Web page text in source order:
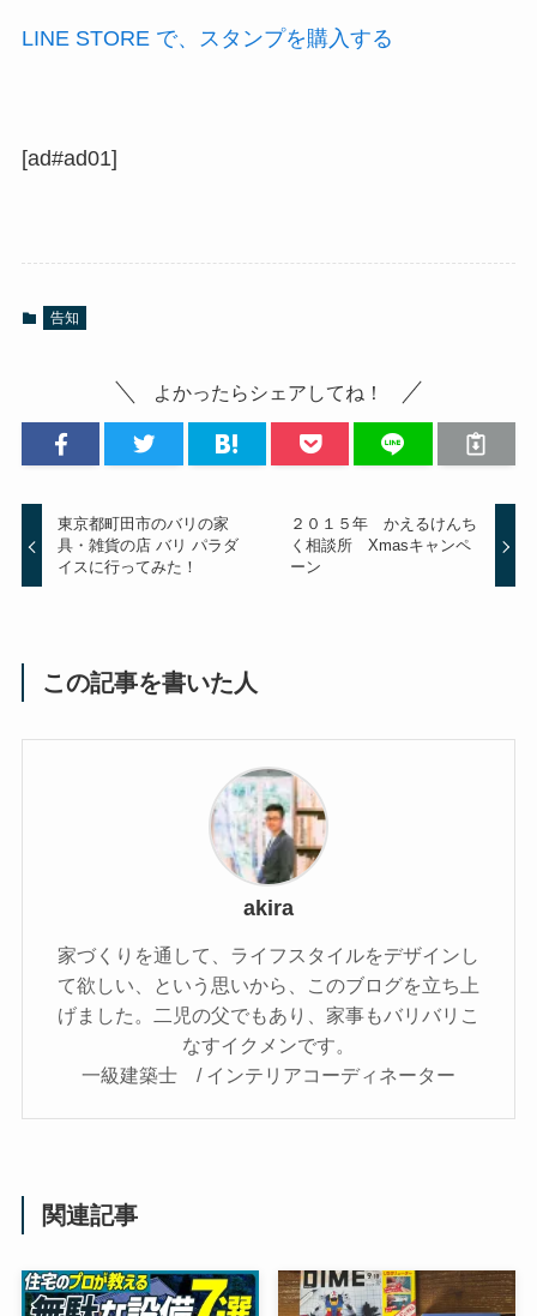
LINE STORE で、スタンプを購入する
[ad#ad01]
告知
よかったらシェアしてね！
東京都町田市のバリの家
具・雑貨の店 バリ パラダ
イスに行ってみた！
２０１５年 かえるけんち
く相談所 Xmasキャンペ
ーン
この記事を書いた人
akira
家づくりを通して、ライフスタイルをデザインし
て欲しい、という思いから、このブログを立ち上
げました。二児の父でもあり、家事もバリバリこ
なすイクメンです。
一級建築士 / インテリアコーディネーター
関連記事